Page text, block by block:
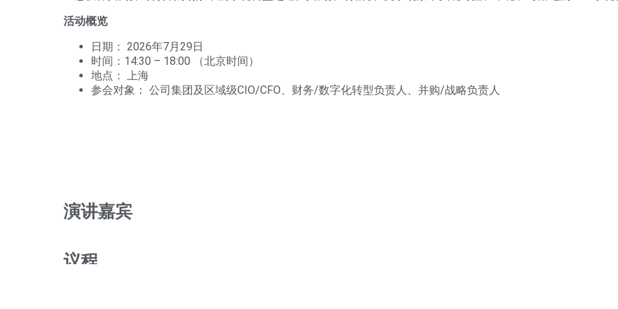
活动概览
日期： 2026年7月29日
时间：14:30 – 18:00 （北京时间）
地点： 上海
参会对象： 公司集团及区域级CIO/CFO、财务/数字化转型负责人、并购/战略负责人
演讲嘉宾
议程